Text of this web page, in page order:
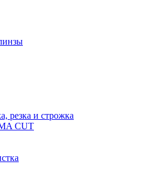
резка и строжка
CUT